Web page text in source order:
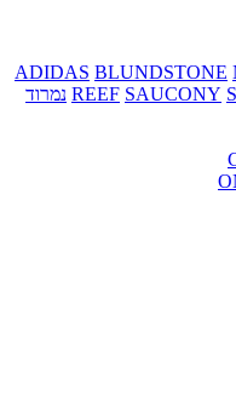
ADIDAS BLUNDSTONE
REEF SAUCONY
נמרוד